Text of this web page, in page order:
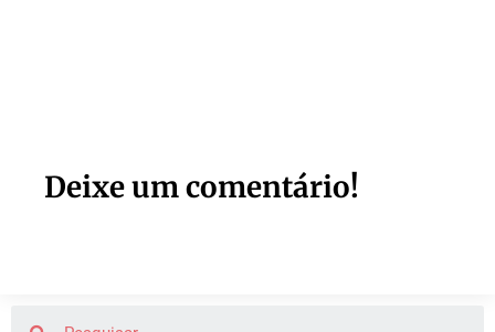
Deixe um comentário!